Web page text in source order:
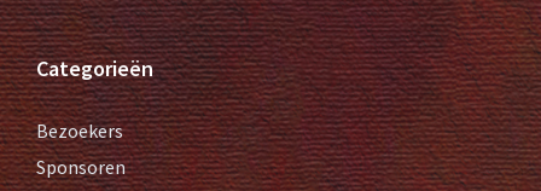
Categorieën
Bezoekers
Sponsoren